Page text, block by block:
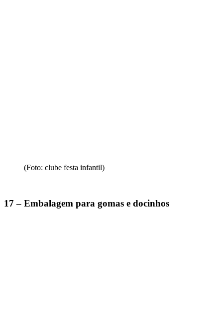
(Foto: clube festa infantil)
17 – Embalagem para gomas e docinhos